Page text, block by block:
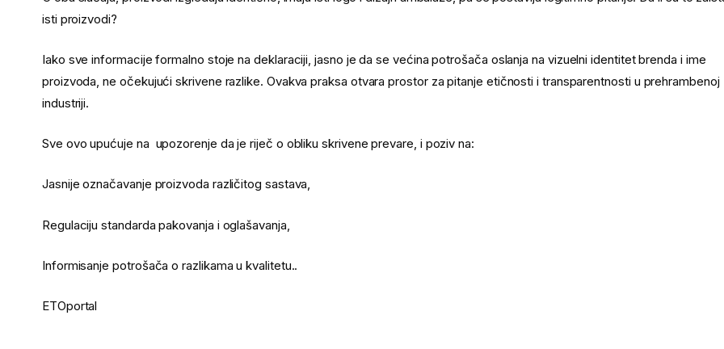
isti proizvodi?
Iako sve informacije formalno stoje na deklaraciji, jasno je da se većina potrošača oslanja na vizuelni identitet brenda i ime
proizvoda, ne očekujući skrivene razlike. Ovakva praksa otvara prostor za pitanje etičnosti i transparentnosti u prehrambenoj
industriji.
Sve ovo upućuje na upozorenje da je riječ o obliku skrivene prevare, i poziv na:
Jasnije označavanje proizvoda različitog sastava,
Regulaciju standarda pakovanja i oglašavanja,
Informisanje potrošača o razlikama u kvalitetu..
ETOportal